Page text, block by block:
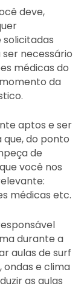
deve,
necessário
médicas do
da
aptos e ser
do ponto
de
você nos
médicas etc.
durante a
aulas de surf
ondas e clima
as aulas